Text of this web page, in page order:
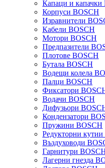
Капаци и капачки
Корпуси BOSCH
Изравнители
Кабели BOSCH
Мотори BOSCH
Предпазители
Плотове BOSCH
Бутала BOSCH
Водещи колела
Палци BOSCH
Фиксатори
Водачи BOSCH
Дифузьори
Кондензатори
Пружини BOSCH
Редукторни
Въздуховоди
Гарнитури
Лагерни гнезда